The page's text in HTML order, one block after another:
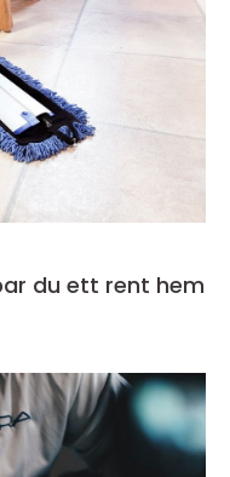
du ett rent hem